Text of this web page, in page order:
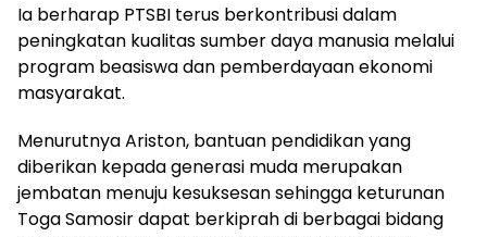
Ia berharap PTSBI terus berkontribusi dalam
peningkatan kualitas sumber daya manusia melalui
program beasiswa dan pemberdayaan ekonomi
masyarakat.
Menurutnya Ariston, bantuan pendidikan yang
diberikan kepada generasi muda merupakan
jembatan menuju kesuksesan sehingga keturunan
Toga Samosir dapat berkiprah di berbagai bidang